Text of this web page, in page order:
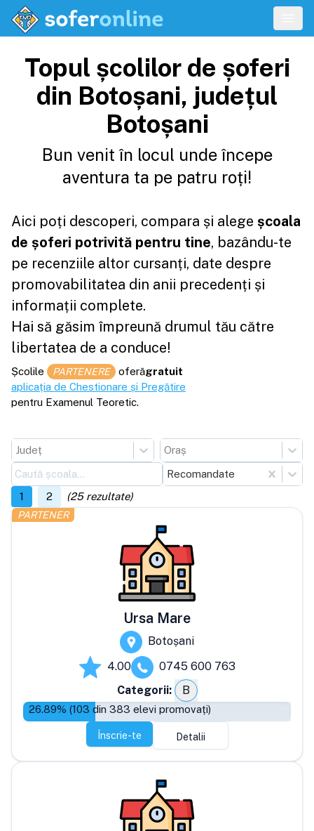
Topul școlilor de șoferi
din Botoșani, județul
Botoșani
Bun venit în locul unde începe
aventura ta pe patru roți!
Aici poți descoperi, compara și alege școala
de șoferi potrivită pentru tine, bazându-te
pe recenziile altor cursanți, date despre
promovabilitatea din anii precedenți și
informații complete.
Hai să găsim împreună drumul tău către
libertatea de a conduce!
Școlile PARTENERE oferăgratuit
aplicația de Chestionare și Pregătire
pentru Examenul Teoretic.
Județ
Oraș
Recomandate
1
2 (25rezultate)
PARTENER
Ursa Mare
Botoșani
4.00
0745 600 763
Categorii:
B
26.89% (103 din 383 elevi promovați)
Înscrie-te Detalii